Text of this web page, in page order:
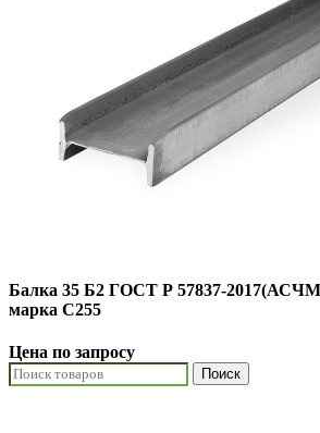
Балка 35 Б2 ГОСТ Р 57837-2017(АСЧМ
марка С255
Цена по запросу
Поиск